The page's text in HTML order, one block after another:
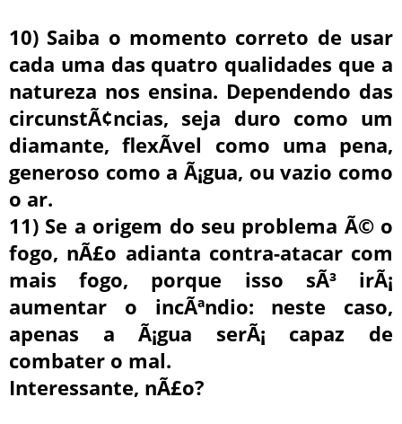
10) Saiba o momento correto de usar
cada uma das quatro qualidades que a
natureza nos ensina. Dependendo das
circunstÃ¢ncias, seja duro como um
diamante, flexÃ­vel como uma pena,
generoso como a Ã¡gua, ou vazio como
o ar.
11) Se a origem do seu problema Ã© o
fogo, nÃ£o adianta contra-atacar com
mais fogo, porque isso sÃ³ irÃ¡
aumentar o incÃªndio: neste caso,
apenas a Ã¡gua serÃ¡ capaz de
combater o mal.
Interessante, nÃ£o?